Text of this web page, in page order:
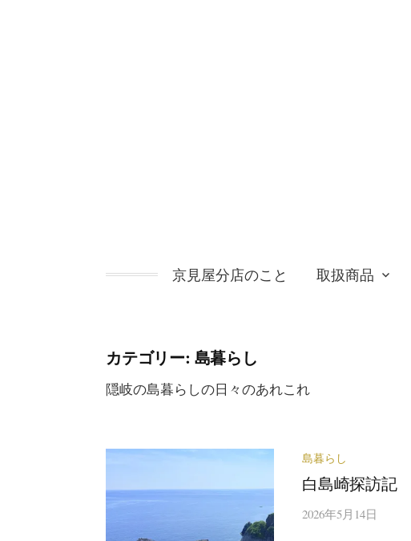
京見屋分店のこと 取扱商品
カテゴリー: 島暮らし
隠岐の島暮らしの日々のあれこれ
島暮らし
白島崎探訪記
2026年5月14日